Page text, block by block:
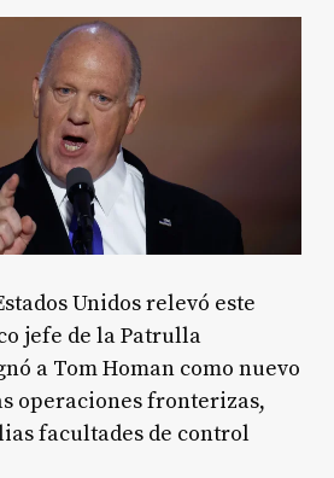
Unidos relevó este
jefe de la Patrulla
a Tom Homan como nuevo
operaciones fronterizas,
facultades de control